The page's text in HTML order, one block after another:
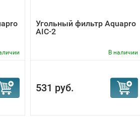
бак, который
удобно.
Угольный фильтр Aquapro
AIC-2
В наличии
531 руб.